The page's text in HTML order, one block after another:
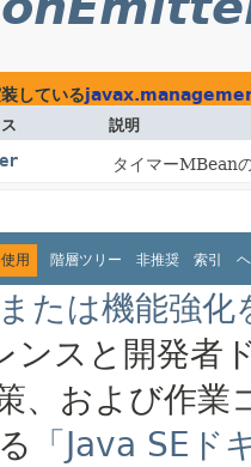
している
説明
タイマーMBean
使用 階層ツリー 非推奨 索引
たは機能強化
ンスと開発者
、および作
「Java SE